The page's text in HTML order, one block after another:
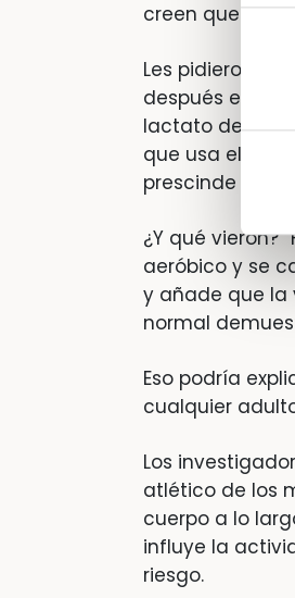
creen que
Les pidieron
después el
lactato de los
que usa el
prescinde de
¿Y qué vieron?
aeróbico y se
y añade que la
normal
Eso podría
cualquier
Los
atlético de los
cuerpo a lo
influye la
riesgo.